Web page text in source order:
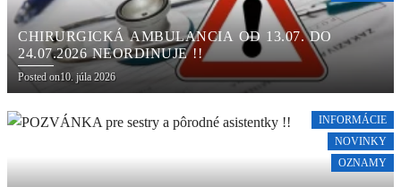
CHIRURGICKÁ AMBULANCIA OD 13.07. DO
24.07.2026 NEORDINUJE !!
Posted on10. júla 2026
INFORMÁCIE
NOVINKY
OZNAMY